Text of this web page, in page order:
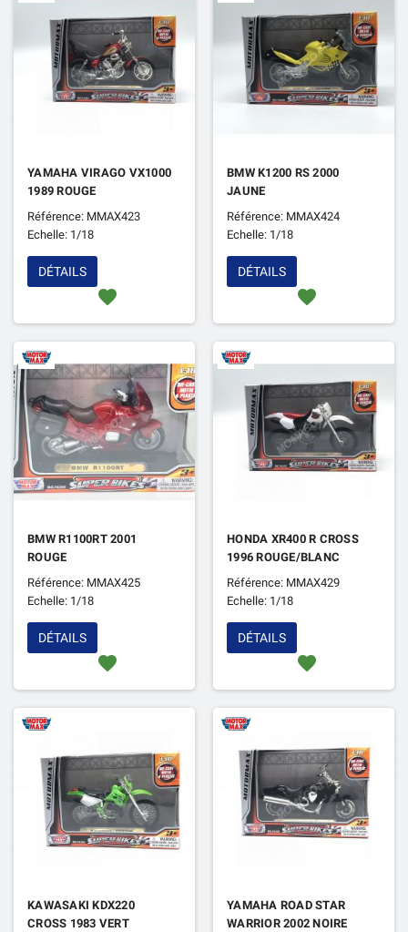
YAMAHA VIRAGO VX1000
1989 ROUGE
Référence: MMAX423
Echelle: 1/18
favorite
DÉTAILS
BMW K1200 RS 2000
JAUNE
Référence: MMAX424
Echelle: 1/18
favorite
DÉTAILS
BMW R1100RT 2001
ROUGE
Référence: MMAX425
Echelle: 1/18
favorite
DÉTAILS
HONDA XR400 R CROSS
1996 ROUGE/BLANC
Référence: MMAX429
Echelle: 1/18
favorite
DÉTAILS
KAWASAKI KDX220
CROSS 1983 VERT
YAMAHA ROAD STAR
WARRIOR 2002 NOIRE